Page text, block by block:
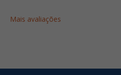
Mais avaliações